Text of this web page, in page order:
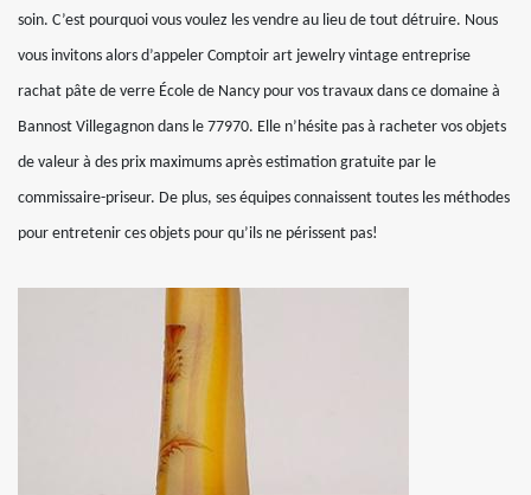
soin. C’est pourquoi vous voulez les vendre au lieu de tout détruire. Nous
vous invitons alors d’appeler Comptoir art jewelry vintage entreprise
rachat pâte de verre École de Nancy pour vos travaux dans ce domaine à
Bannost Villegagnon dans le 77970. Elle n’hésite pas à racheter vos objets
de valeur à des prix maximums après estimation gratuite par le
commissaire-priseur. De plus, ses équipes connaissent toutes les méthodes
pour entretenir ces objets pour qu’ils ne périssent pas!